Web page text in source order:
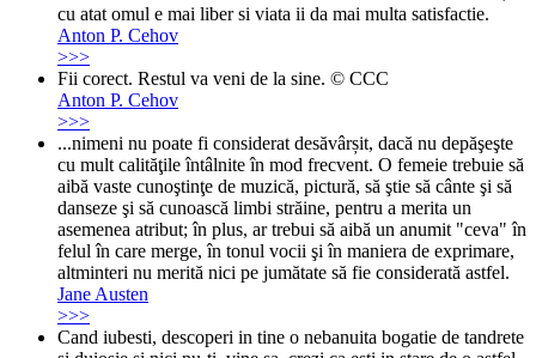
cu atat omul e mai liber si viata ii da mai multa satisfactie.
Anton P. Cehov
>>>
Fii corect. Restul va veni de la sine. © CCC
Anton P. Cehov
>>>
...nimeni nu poate fi considerat desăvârșit, dacă nu depăşeşte
cu mult calităţile întâlnite în mod frecvent. O femeie trebuie să
aibă vaste cunoştinţe de muzică, pictură, să ştie să cânte şi să
danseze şi să cunoască limbi străine, pentru a merita un
asemenea atribut; în plus, ar trebui să aibă un anumit "ceva" în
felul în care merge, în tonul vocii şi în maniera de exprimare,
altminteri nu merită nici pe jumătate să fie considerată astfel.
Jane Austen
>>>
Cand iubesti, descoperi in tine o nebanuita bogatie de tandrete